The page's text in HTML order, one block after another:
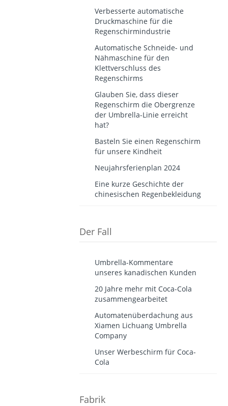
Verbesserte automatische
Druckmaschine für die
Regenschirmindustrie
Automatische Schneide- und
Nähmaschine für den
Klettverschluss des
Regenschirms
Glauben Sie, dass dieser
Regenschirm die Obergrenze
der Umbrella-Linie erreicht
hat?
Basteln Sie einen Regenschirm
für unsere Kindheit
Neujahrsferienplan 2024
Eine kurze Geschichte der
chinesischen Regenbekleidung
Der Fall
Umbrella-Kommentare
unseres kanadischen Kunden
20 Jahre mehr mit Coca-Cola
zusammengearbeitet
Automatenüberdachung aus
Xiamen Lichuang Umbrella
Company
Unser Werbeschirm für Coca-
Cola
Fabrik